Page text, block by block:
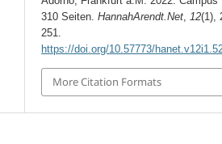
310 Seiten.HannahArendt.Net,12(1),
251.
https://doi.org/10.57773/
More Citation Formats